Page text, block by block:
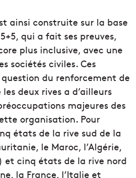
ainsi construite sur la base
qui a fait ses preuves,
plus inclusive, avec une
sociétés civiles. Ces
du renforcement de
deux rives a d’ailleurs
majeures des
organisation. Pour
états de la rive sud de la
le Maroc, l’Algérie,
et cinq états de la rive nord
la France, l’Italie et